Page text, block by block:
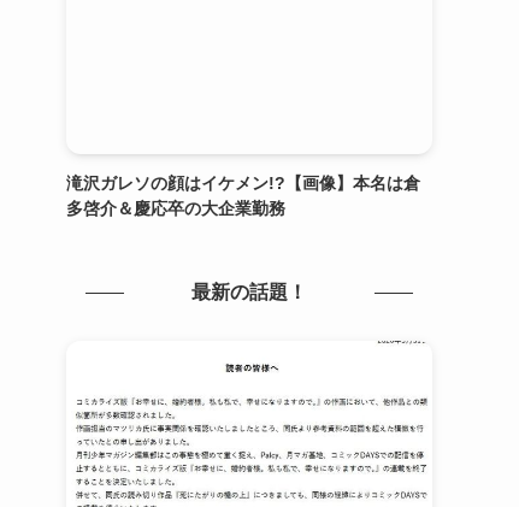
滝沢ガレソの顔はイケメン!?【画像】本名は倉
多啓介＆慶応卒の大企業勤務
最新の話題！